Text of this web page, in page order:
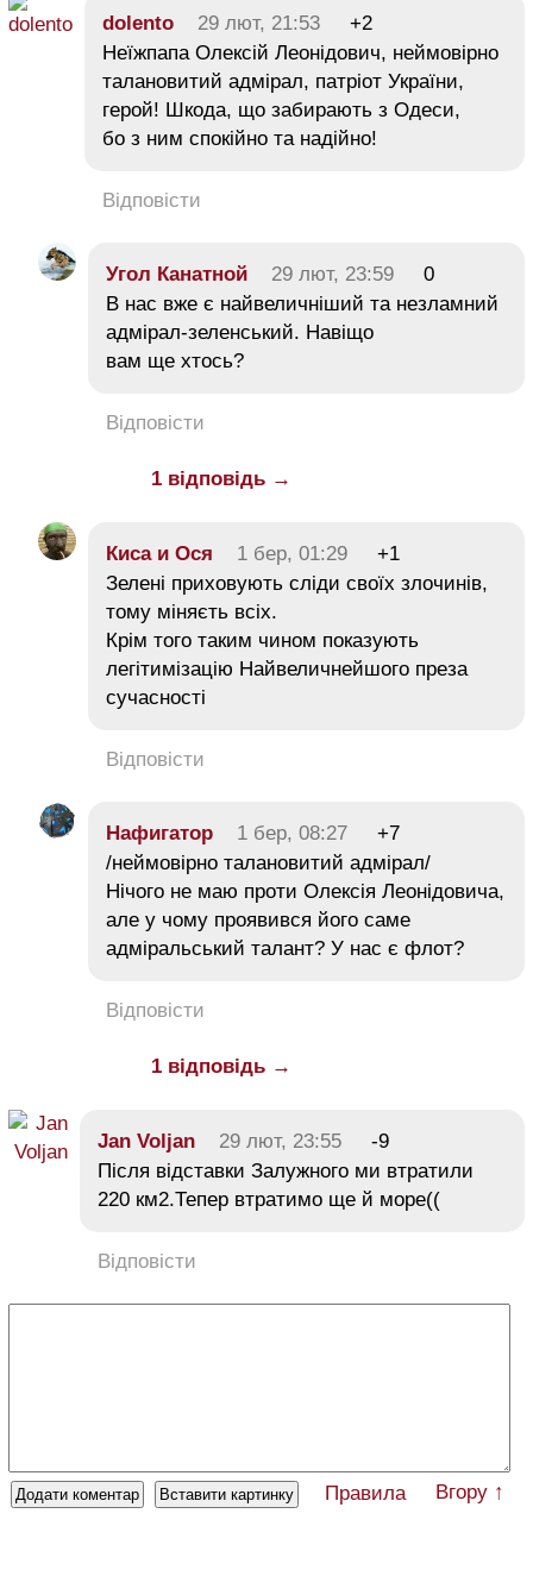
dolento 29 лют, 21:53
+2
Неїжпапа Олексій Леонідович, неймовірно
талановитий адмірал, патріот України,
герой! Шкода, що забирають з Одеси,
бо з ним спокійно та надійно!
Відповісти
Угол Канатной 29 лют, 23:59
0
В нас вже є найвеличніший та незламний
адмірал-зеленський. Навіщо
вам ще хтось?
Відповісти
1 відповідь →
Киса и Ося 1 бер, 01:29
+1
Зелені приховують сліди своїх злочинів,
тому міняєть всіх.
Крім того таким чином показують
легітимізацію Найвеличнейшого преза
сучасності
Відповісти
Нафигатор 1 бер, 08:27
+7
/неймовірно талановитий адмірал/
Нічого не маю проти Олексія Леонідовича,
але у чому проявився його саме
адміральський талант? У нас є флот?
Відповісти
1 відповідь →
Jan Voljan 29 лют, 23:55
-9
Після відставки Залужного ми втратили
220 км2.Тепер втратимо ще й море((
Відповісти
Правила Вгору ↑